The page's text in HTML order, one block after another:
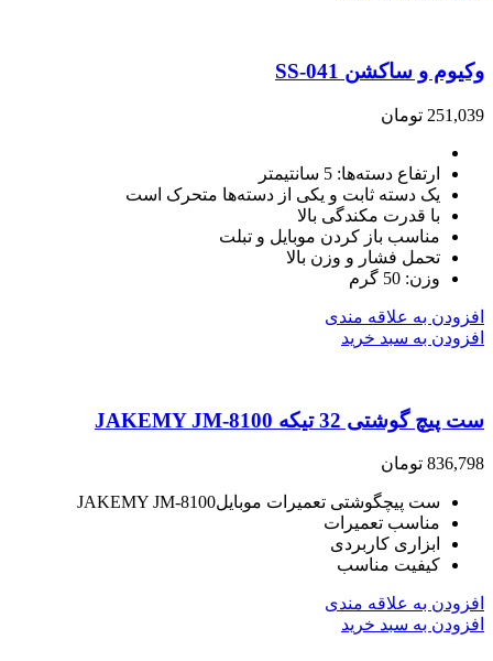
وکیوم و ساکشن SS-041
251,039 تومان
ارتفاع دسته‌ها: 5 سانتیمتر
یک دسته ثابت و یکی از دسته‌ها متحرک است
با قدرت مکندگی بالا
مناسب باز کردن موبایل و تبلت
تحمل فشار و وزن بالا
وزن: 50 گرم
افزودن به علاقه مندی
افزودن به سبد خرید
ست پیچ گوشتی 32 تیکه JAKEMY JM-8100
836,798 تومان
ست پیچگوشتی تعمیرات موبایلJAKEMY JM-8100
مناسب تعمیرات
ابزاری کاربردی
کیفیت مناسب
افزودن به علاقه مندی
افزودن به سبد خرید